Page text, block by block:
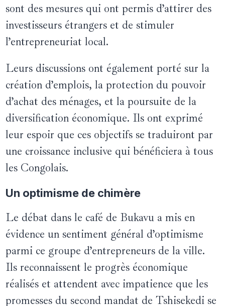
sont des mesures qui ont permis d’attirer des
investisseurs étrangers et de stimuler
l’entrepreneuriat local.
Leurs discussions ont également porté sur la
création d’emplois, la protection du pouvoir
d’achat des ménages, et la poursuite de la
diversification économique. Ils ont exprimé
leur espoir que ces objectifs se traduiront par
une croissance inclusive qui bénéficiera à tous
les Congolais.
Un optimisme de chimère
Le débat dans le café de Bukavu a mis en
évidence un sentiment général d’optimisme
parmi ce groupe d’entrepreneurs de la ville.
Ils reconnaissent le progrès économique
réalisés et attendent avec impatience que les
promesses du second mandat de Tshisekedi se